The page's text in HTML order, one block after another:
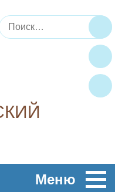
это любовь, радость,
Искать:
Меню